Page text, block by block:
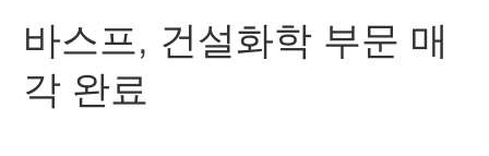
바스프, 건설화학 부문 매
각 완료